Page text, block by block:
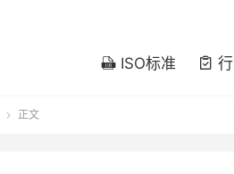
 ISO标准 
 正文